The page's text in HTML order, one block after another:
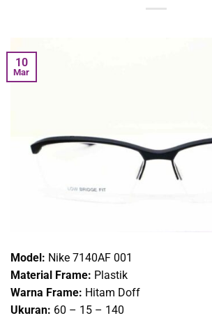
10
Mar
Model: Nike 7140AF 001
Material Frame: Plastik
Warna Frame: Hitam Doff
Ukuran: 60 – 15 – 140